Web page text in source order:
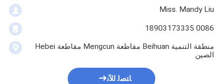
Miss. Mandy Liu
0086 18903173335
منطقة التنمية Beihuan مقاطعة Mengcun مقاطعة Hebei
الصين
ﺎﺘﺼﻟ ﺍﻶﻧ